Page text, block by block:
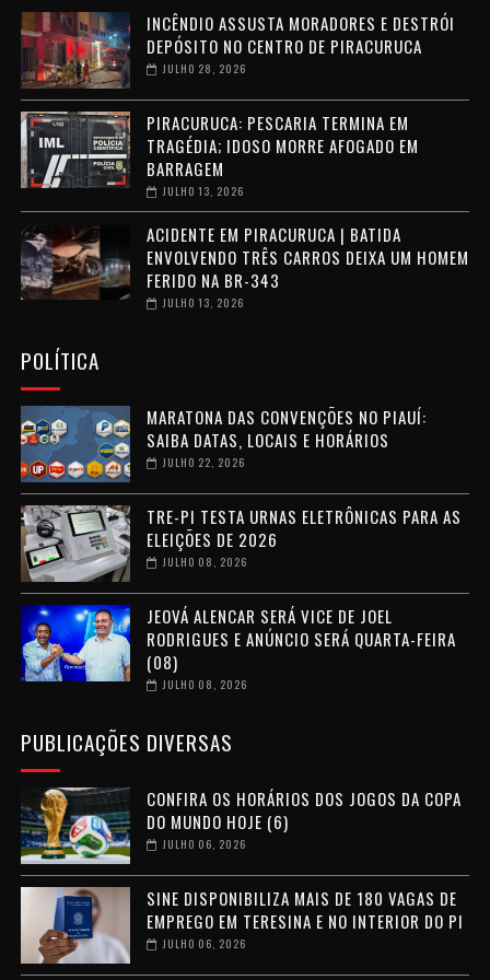
INCÊNDIO ASSUSTA MORADORES E DESTRÓI
DEPÓSITO NO CENTRO DE PIRACURUCA
JULHO 28, 2026
PIRACURUCA: PESCARIA TERMINA EM
TRAGÉDIA; IDOSO MORRE AFOGADO EM
BARRAGEM
JULHO 13, 2026
ACIDENTE EM PIRACURUCA | BATIDA
ENVOLVENDO TRÊS CARROS DEIXA UM HOMEM
FERIDO NA BR-343
JULHO 13, 2026
POLÍTICA
MARATONA DAS CONVENÇÕES NO PIAUÍ:
SAIBA DATAS, LOCAIS E HORÁRIOS
JULHO 22, 2026
TRE-PI TESTA URNAS ELETRÔNICAS PARA AS
ELEIÇÕES DE 2026
JULHO 08, 2026
JEOVÁ ALENCAR SERÁ VICE DE JOEL
RODRIGUES E ANÚNCIO SERÁ QUARTA-FEIRA
(08)
JULHO 08, 2026
PUBLICAÇÕES DIVERSAS
CONFIRA OS HORÁRIOS DOS JOGOS DA COPA
DO MUNDO HOJE (6)
JULHO 06, 2026
SINE DISPONIBILIZA MAIS DE 180 VAGAS DE
EMPREGO EM TERESINA E NO INTERIOR DO PI
JULHO 06, 2026